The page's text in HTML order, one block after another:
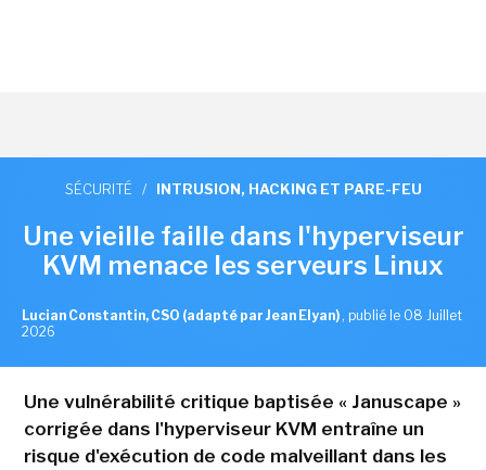
SÉCURITÉ / INTRUSION, HACKING ET PARE-FEU
Une vieille faille dans l'hyperviseur
KVM menace les serveurs Linux
Lucian Constantin, CSO (adapté par Jean Elyan) , publié le 08 Juillet
2026
Une vulnérabilité critique baptisée « Januscape »
corrigée dans l'hyperviseur KVM entraîne un
risque d'exécution de code malveillant dans les